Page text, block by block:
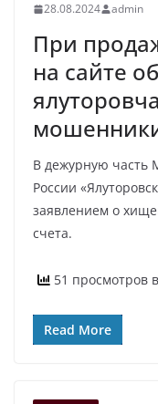
28.08.2024 admin
При
на сайте
В дежурную часть
России
заявлением о
счета.
51 просмотров
Read More